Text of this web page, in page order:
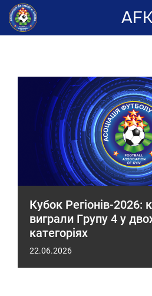
AFK
Кубок Регіонів-2026:
виграли Групу 4 у
категоріях
22.06.2026